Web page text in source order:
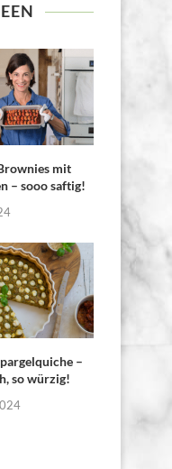
mit
– sooo saftig!
–
so würzig!